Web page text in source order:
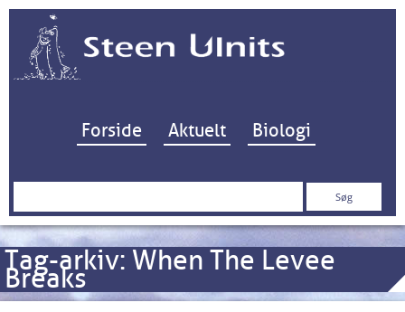
Hop til indhold
Forside Aktuelt Biologi
Søg
Tag-arkiv: When The Levee
Breaks